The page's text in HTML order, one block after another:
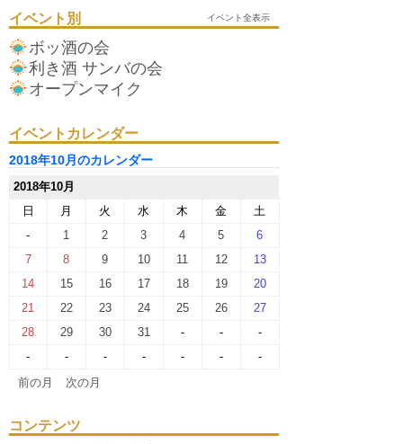
イベント別 イベント全表示
ボッ酒の会
利き酒 サンバの会
オープンマイク
イベントカレンダー
2018年10月のカレンダー
2018年10月
日
月 火 水 木 金
土
-
1 2 3 4 5
6
7
8 9 10 11 12
13
14
15 16 17 18 19
20
21
22 23 24 25 26
27
28
29 30 31 - -
-
-
- - - - -
-
前の月
次の月
コンテンツ